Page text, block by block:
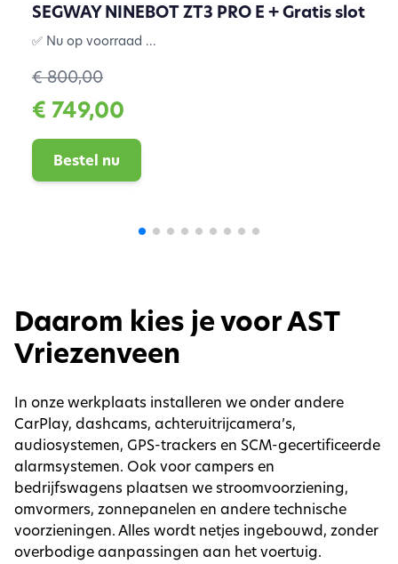
SEGWAY NINEBOT ZT3 PRO E + Gratis slot
✅ Nu op voorraad ...
€ 800,00
€ 749,00
Bestel nu
Daarom kies je voor AST
Vriezenveen
In onze werkplaats installeren we onder andere
CarPlay, dashcams, achteruitrijcamera’s,
audiosystemen, GPS-trackers en SCM-gecertificeerde
alarmsystemen. Ook voor campers en
bedrijfswagens plaatsen we stroomvoorziening,
omvormers, zonnepanelen en andere technische
voorzieningen. Alles wordt netjes ingebouwd, zonder
overbodige aanpassingen aan het voertuig.